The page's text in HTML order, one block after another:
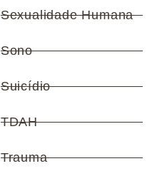
Sexualidade Humana
Sono
Suicídio
TDAH
Trauma